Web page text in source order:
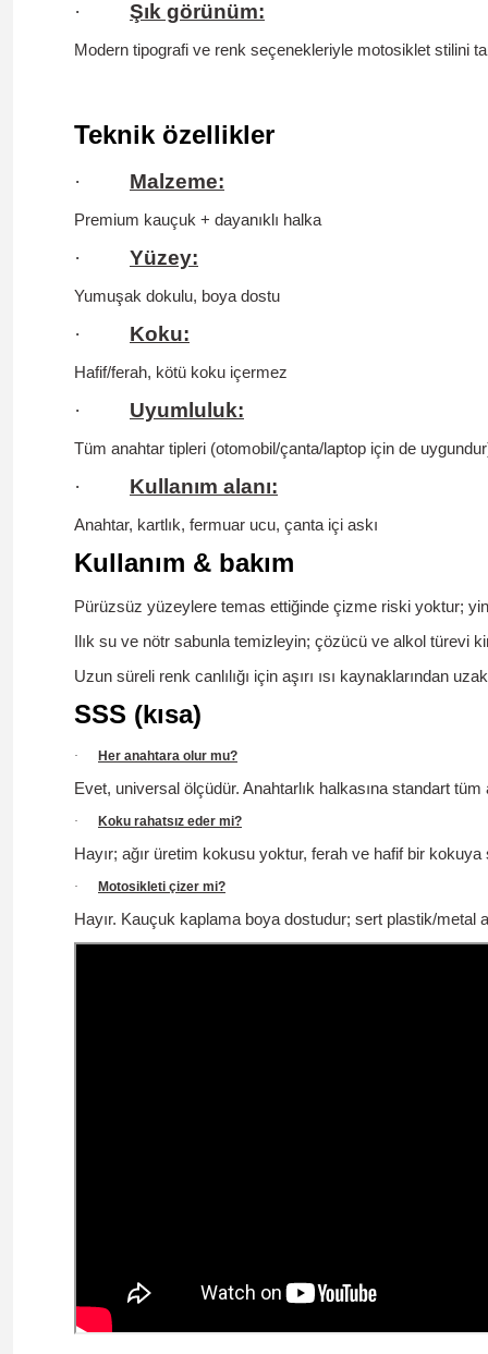
· Şık görünüm:
Modern tipografi ve renk seçenekleriyle motosiklet stilini
Teknik özellikler
· Malzeme:
Premium kauçuk + dayanıklı halka
· Yüzey:
Yumuşak dokulu, boya dostu
· Koku:
Hafif/ferah, kötü koku içermez
· Uyumluluk:
Tüm anahtar tipleri (otomobil/çanta/laptop için de
· Kullanım alanı:
Anahtar, kartlık, fermuar ucu, çanta içi askı
Kullanım & bakım
Pürüzsüz yüzeylere temas ettiğinde çizme riski yoktur;
Ilık su ve nötr sabunla temizleyin; çözücü ve alkol türevi
Uzun süreli renk canlılığı için aşırı ısı kaynaklarından
SSS (kısa)
· Her anahtara olur mu?
Evet, universal ölçüdür. Anahtarlık halkasına standart tüm
· Koku rahatsız eder mi?
Hayır; ağır üretim kokusu yoktur, ferah ve hafifbir kokuya
· Motosikleti çizer mi?
Hayır. Kauçuk kaplama boya dostudur; sert plastik/metal